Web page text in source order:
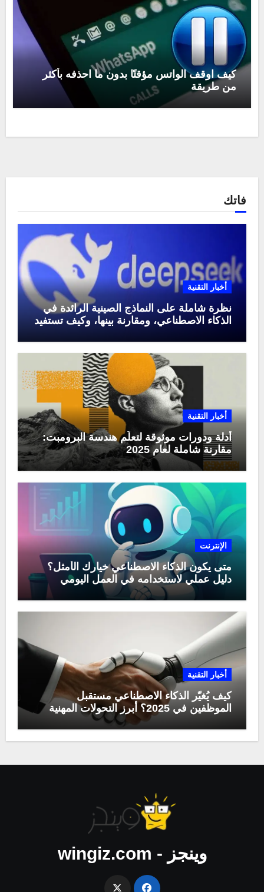
كيف اوقف الواتس مؤقتًا بدون ما احذفه بأكثر
من طريقة
فاتك
أخبار التقنية
نظرة شاملة على النماذج الصينية الرائدة في
الذكاء الاصطناعي، ومقارنة بينها، وكيف تستفيد
أخبار التقنية
أدلة ودورات موثوقة لتعلّم هندسة البرومبت:
مقارنة شاملة لعام 2025
الإنترنت
متى يكون الذكاء الاصطناعي خيارك الأمثل؟
دليل عملي لاستخدامه في العمل اليومي
أخبار التقنية
كيف يُغيّر الذكاء الاصطناعي مستقبل
الموظفين في 2025؟ أبرز التحولات المهنية
وينجز - wingiz.com